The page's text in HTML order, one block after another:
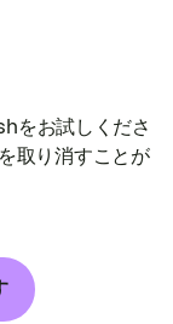
をお試しくださ
取り消すことが